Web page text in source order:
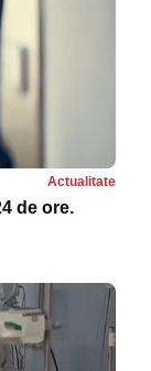
Actualitate
de ore.